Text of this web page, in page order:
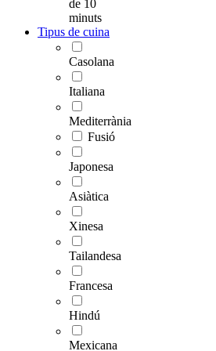
de 10
minuts
Tipus de cuina
Casolana
Italiana
Mediterrània
Fusió
Japonesa
Asiàtica
Xinesa
Tailandesa
Francesa
Hindú
Mexicana